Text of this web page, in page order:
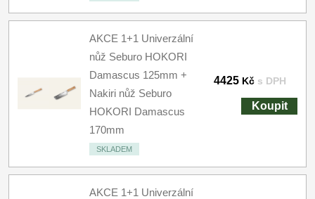
AKCE 1+1 Univerzální
nůž Seburo HOKORI
Damascus 125mm +
Nakiri nůž Seburo
HOKORI Damascus
170mm
SKLADEM
4425 Kč s DPH
Koupit
AKCE 1+1 Univerzální